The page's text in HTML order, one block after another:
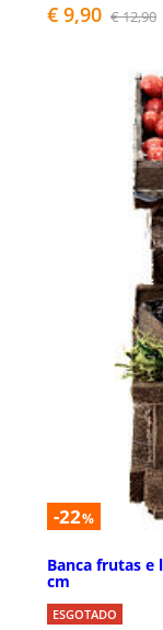
€ 9,90 € 12,90
-22%
Banca frutas e
cm
ESGOTADO